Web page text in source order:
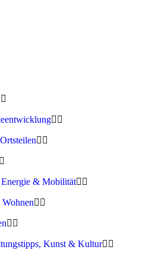
& Mobilität
Kunst & Kultur